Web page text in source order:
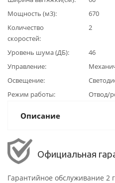
Мощность (м3)
670
Количество
скоростей
2
Уровень шума (ДБ)
46
Управление
Освещение
Режим работы
Отвод/
Описание
Официальная
Гарантийное обслуживание 2